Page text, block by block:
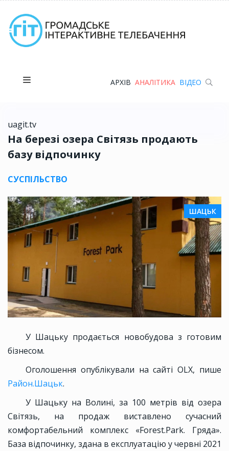
АРХІВ АНАЛІТИКА ВІДЕО
uagit.tv
На березі озера Світязь продають
базу відпочинку
СУСПІЛЬСТВО
ШАЦЬК
У Шацьку продається новобудова з готовим
бізнесом.
Оголошення опублікували на сайті OLX, пише
Район.Шацьк.
У Шацьку на Волині, за 100 метрів від озера
Світязь, на продаж виставлено сучасний
комфортабельний комплекс «Forest.Park. Гряда».
База відпочинку, здана в експлуатацію у червні 2021